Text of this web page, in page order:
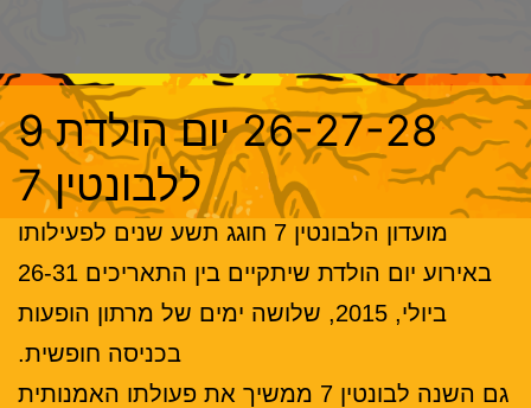
26-27-28 יום הולדת 9
ללבונטין 7
מועדון הלבונטין 7 חוגג תשע שנים לפעילותו
באירוע יום הולדת שיתקיים בין התאריכים 26-31
ביולי, 2015, שלושה ימים של מרתון הופעות
בכניסה חופשית.
גם השנה לבונטין 7 ממשיך את פעולתו האמנותית